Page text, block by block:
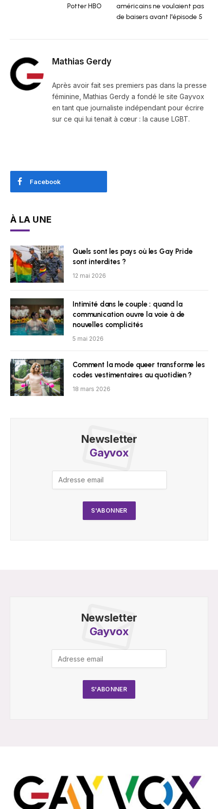
Potter HBO
américains ne voulaient pas
de baisers avant l'épisode 5
Mathias Gerdy
Après avoir fait ses premiers pas dans la presse
féminine, Mathias Gerdy a fondé le site Gayvox
en tant que journaliste indépendant pour écrire
sur ce qui lui tenait à cœur : la cause LGBT.
Facebook
À LA UNE
Quels sont les pays où les Gay Pride
sont interdites ?
12 mai 2026
Intimité dans le couple : quand la
communication ouvre la voie à de
nouvelles complicités
5 mai 2026
Comment la mode queer transforme les
codes vestimentaires au quotidien ?
18 mars 2026
Newsletter
Gayvox
Newsletter
Gayvox